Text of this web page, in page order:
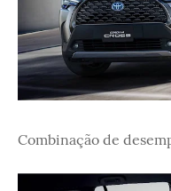
Combinação de